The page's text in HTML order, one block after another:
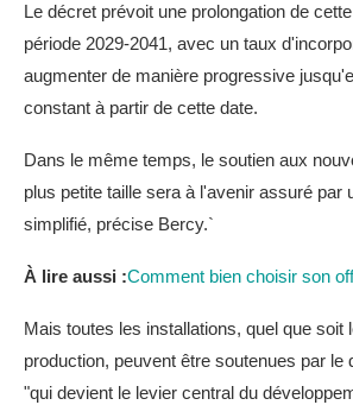
Le décret prévoit une prolongation de
période 2029-2041, avec un taux
augmenter de manière progressive
constant à partir de cette date.
Dans le même temps, le soutien aux
plus petite taille sera à l'avenir assuré par
simplifié, précise Bercy.`
À lire aussi :Comment bien choisir son
Mais toutes les installations, quel que soit
production, peuvent être soutenues par le
"qui devient le levier central du